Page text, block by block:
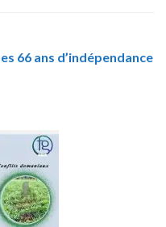
66 ans d’indépendance